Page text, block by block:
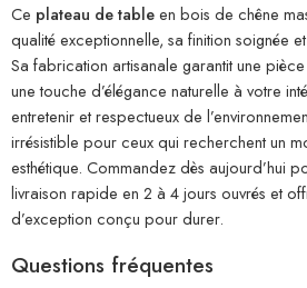
Ce plateau de tableen bois de chêne
qualité exceptionnelle, sa finition soignée
Sa fabrication artisanale garantit une
une touche d’élégance naturelle à votre
entretenir et respectueux de
irrésistible pour ceux qui recherchent un
esthétique. Commandez dès aujourd’hui
livraison rapide en 2 à 4 jours ouvrés et
d’exception conçu pour durer.
Questions fréquentes